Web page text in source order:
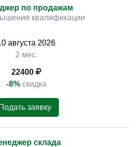
по продажам
квалификации
августа 2026
2 мес.
22400
-8% скидка
Подать заявку
склада